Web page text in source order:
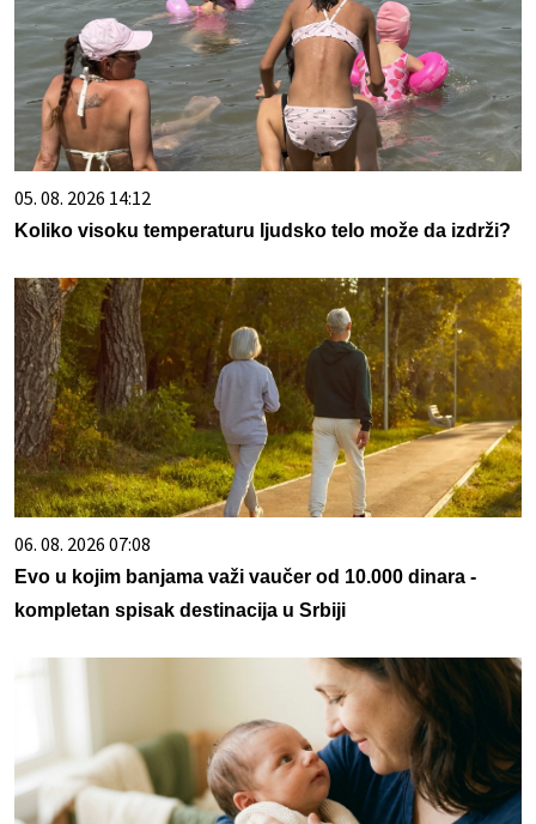
05. 08. 2026 14:12
Koliko visoku temperaturu ljudsko telo može da izdrži?
06. 08. 2026 07:08
Evo u kojim banjama važi vaučer od 10.000 dinara -
kompletan spisak destinacija u Srbiji